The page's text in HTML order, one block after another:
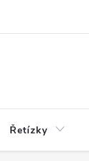
Řetízky